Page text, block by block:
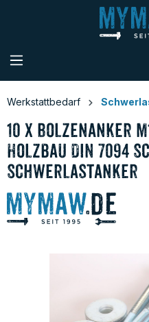
Werkstattbedarf
10 x Bolzenanker
Holzbau DIN 7094
Schwerlastanker